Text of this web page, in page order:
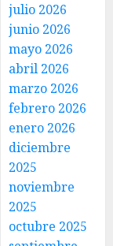
julio 2026
junio 2026
mayo 2026
abril 2026
marzo 2026
febrero 2026
enero 2026
diciembre
2025
noviembre
2025
octubre 2025